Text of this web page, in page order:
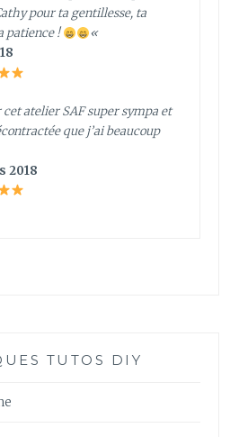
pour ta gentillesse, ta
patience !
«
atelier SAF super sympa et
que j’ai beaucoup
2018
TUTOS DIY